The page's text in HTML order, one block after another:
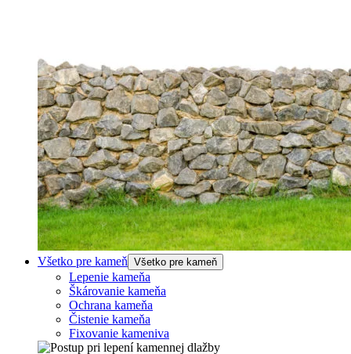
Všetko pre kameň Všetko pre kameň
Lepenie kameňa
Škárovanie kameňa
Ochrana kameňa
Čistenie kameňa
Fixovanie kameniva